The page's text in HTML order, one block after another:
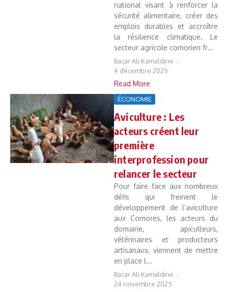
national visant à renforcer la
sécurité alimentaire, créer des
emplois durables et accroître
la résilience climatique. Le
secteur agricole comorien fr...
Bacar Ali Kamaldine
4 décembre 2025
Read More
ÉCONOMIE
Aviculture : Les
acteurs créent leur
première
interprofession pour
relancer le secteur
Pour faire face aux nombreux
défis qui freinent le
développement de l’aviculture
aux Comores, les acteurs du
domaine, apiculteurs,
vétérinaires et producteurs
artisanaux, viennent de mettre
en place l...
Bacar Ali Kamaldine
24 novembre 2025